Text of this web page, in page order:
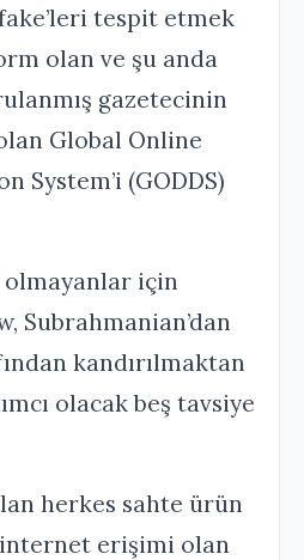
tespit etmek
olan ve şu anda
gazetecinin
Global Online
System’i (GODDS)
olmayanlar için
Subrahmanian’dan
kandırılmaktan
olacak beş tavsiye
herkes sahte ürün
erişimi olan